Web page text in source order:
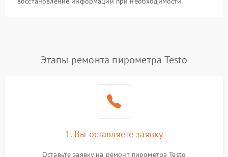
Этапы ремонта пирометра Testo
1. Вы оставляете заявку
Оставьте заявку на ремонт пирометра Testo